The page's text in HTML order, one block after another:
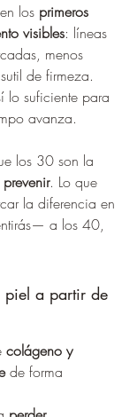
los primeros
visibles: líneas
menos
de firmeza.
lo suficiente para
avanza.
los 30 son la
. Lo que
la diferencia en
a los 40,
piel a partir de
colágeno y
de forma